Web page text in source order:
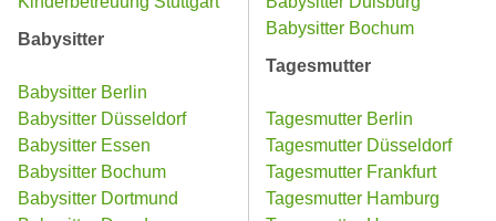
Babysitter
Babysitter Berlin
Babysitter Düsseldorf
Babysitter Essen
Babysitter Bochum
Babysitter Dortmund
Babysitter Bochum
Tagesmutter
Tagesmutter Berlin
Tagesmutter Düsseldorf
Tagesmutter Frankfurt
Tagesmutter Hamburg